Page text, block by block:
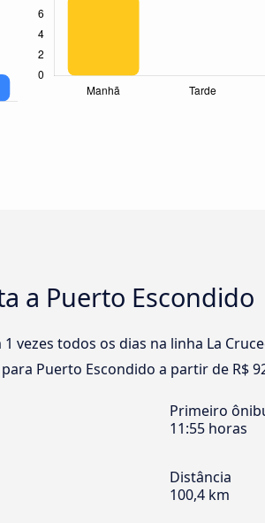
a Puerto Escondido
vezes todos os dias na linha La
Puerto Escondido a partir de R$
Primeiro
11:55 horas
Distância
100,4 km